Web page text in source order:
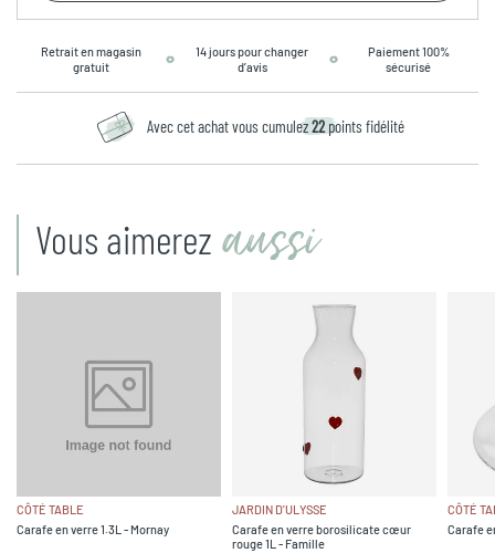
Retrait en magasin
gratuit
14 jours pour changer
d’avis
Paiement 100%
sécurisé
Avec cet achat vous cumulez22 points fidélité
Vous aimerez aussi
CÔTÉ TABLE
Carafe en verre 1.3L - Mornay
JARDIN D'ULYSSE
Carafe en verre borosilicate cœur
rouge 1L - Famille
CÔTÉ
Carafe